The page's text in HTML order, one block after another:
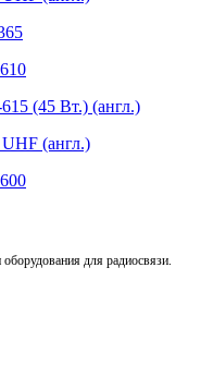
(45 Вт.) (англ.)
(англ.)
для радиосвязи.